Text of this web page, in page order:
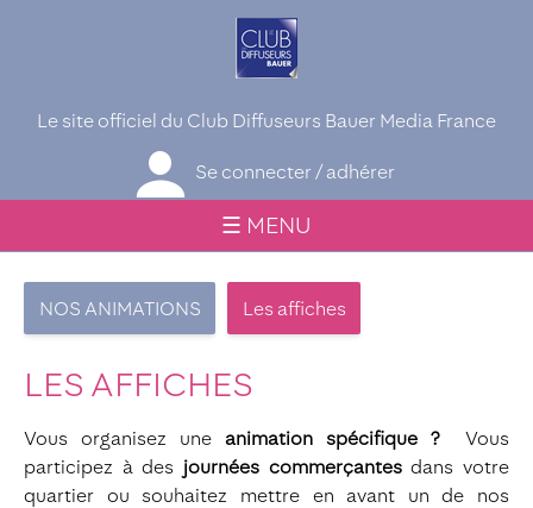
Le site officiel du Club Diffuseurs Bauer Media France
Se connecter / adhérer
☰ MENU
NOS ANIMATIONS Les affiches
LES AFFICHES
Vous organisez une animation spécifique ?Vous
participez à des journées commerçantesdans votre
quartier ou souhaitez mettre en avant un de nos